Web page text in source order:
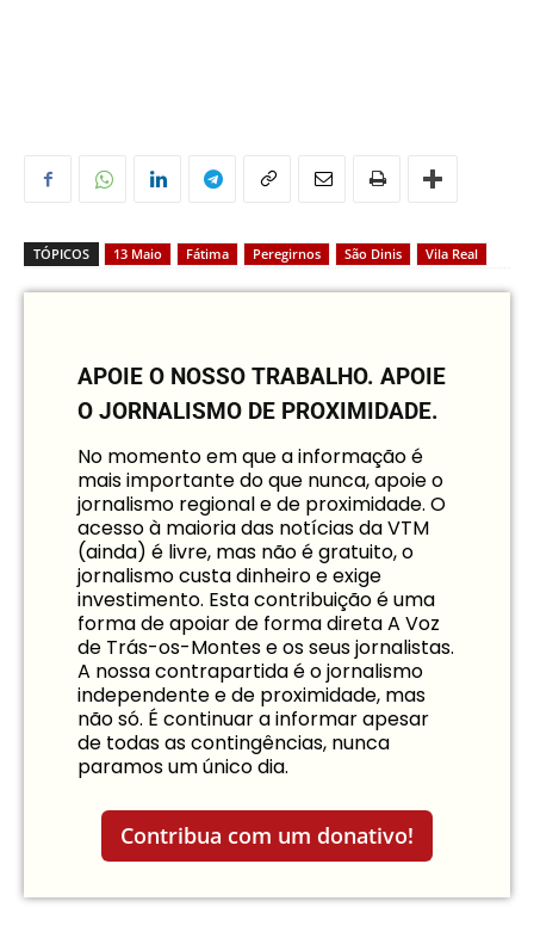
TÓPICOS 13 Maio Fátima Peregirnos São Dinis Vila Real
APOIE O NOSSO TRABALHO. APOIE
O JORNALISMO DE PROXIMIDADE.
No momento em que a informação é
mais importante do que nunca, apoie o
jornalismo regional e de proximidade. O
acesso à maioria das notícias da VTM
(ainda) é livre, mas não é gratuito, o
jornalismo custa dinheiro e exige
investimento. Esta contribuição é uma
forma de apoiar de forma direta A Voz
de Trás-os-Montes e os seus jornalistas.
A nossa contrapartida é o jornalismo
independente e de proximidade, mas
não só. É continuar a informar apesar
de todas as contingências, nunca
paramos um único dia.
Contribua com um donativo!